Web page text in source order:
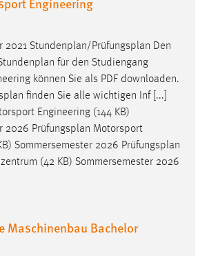
2021 Stundenplan/Prüfungsplan Den
für den Studiengang
können Sie als PDF downloaden.
finden Sie alle wichtigen Inf [...]
Engineering (144 KB)
2026 Prüfungsplan Motorsport
Sommersemester 2026 Prüfungsplan
(42 KB) Sommersemester 2026
Maschinenbau Bachelor